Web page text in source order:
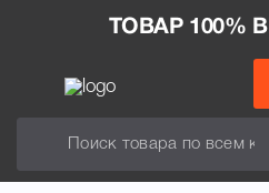
ТОВАР 100%